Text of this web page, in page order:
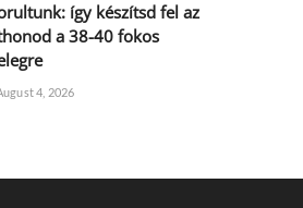
így készítsd fel az
a 38-40 fokos
4, 2026